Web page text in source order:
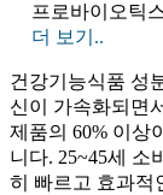
프로바이오틱
더 보기..
건강기능식품 성
신이 가속화되면
제품의 60% 이상
니다. 25~45세 소
히 빠르고 효과적